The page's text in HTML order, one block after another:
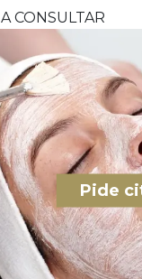
A CONSULTAR
Pide